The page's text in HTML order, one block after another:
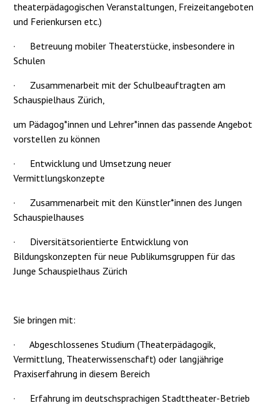
theaterpädagogischen Veranstaltungen, Freizeitangeboten
und Ferienkursen etc.)
· Betreuung mobiler Theaterstücke, insbesondere in
Schulen
· Zusammenarbeit mit der Schulbeauftragten am
Schauspielhaus Zürich,
um Pädagog*innen und Lehrer*innen das passende Angebot
vorstellen zu können
· Entwicklung und Umsetzung neuer
Vermittlungskonzepte
· Zusammenarbeit mit den Künstler*innen des Jungen
Schauspielhauses
· Diversitätsorientierte Entwicklung von
Bildungskonzepten für neue Publikumsgruppen für das
Junge Schauspielhaus Zürich
Sie bringen mit:
·Abgeschlossenes Studium (Theaterpädagogik,
Vermittlung, Theaterwissenschaft) oder langjährige
Praxiserfahrung in diesem Bereich
· Erfahrung im deutschsprachigen Stadttheater-Betrieb